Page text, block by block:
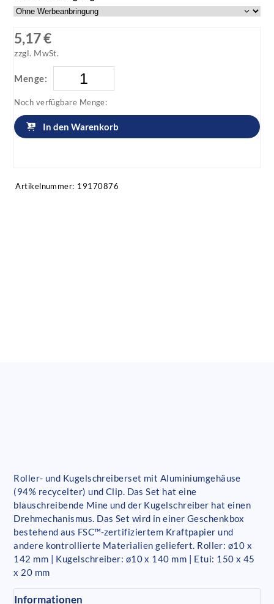
5,17 €
zzgl. MwSt.
Menge:
Noch verfügbare Menge:
In den Warenkorb
Artikelnummer: 19170876
Roller- und Kugelschreiberset mit Aluminiumgehäuse
(94% recycelter) und Clip. Das Set hat eine
blauschreibende Mine und der Kugelschreiber hat einen
Drehmechanismus. Das Set wird in einer Geschenkbox
bestehend aus FSC™-zertifiziertem Kraftpapier und
andere kontrollierte Materialien geliefert. Roller: ø10 x
142 mm | Kugelschreiber: ø10 x 140 mm | Etui: 150 x 45
x 20 mm
Informationen